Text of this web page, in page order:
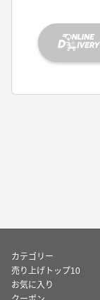
カテゴリー
売り上げトップ10
お気に入り